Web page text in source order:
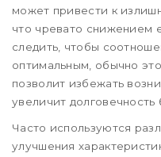
может привести к
что чревато снижением
следить, чтобы
оптимальным, обычно
позволит избежать
увеличит долговечность
Часто используются
улучшения